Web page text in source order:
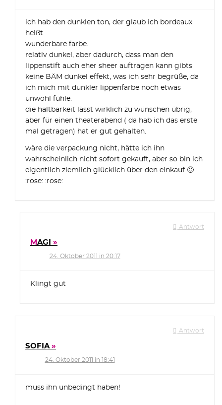
ich hab den dunklen ton, der glaub ich bordeaux
heißt.
wunderbare farbe.
relativ dunkel, aber dadurch, dass man den
lippenstift auch eher sheer auftragen kann gibts
keine BÄM dunkel effekt, was ich sehr begrüße, da
ich mich mit dunkler lippenfarbe noch etwas
unwohl fühle.
die haltbarkeit lässt wirklich zu wünschen übrig,
aber für einen theaterabend ( da hab ich das erste
mal getragen) hat er gut gehalten.
wäre die verpackung nicht, hätte ich ihn
wahrscheinlich nicht sofort gekauft, aber so bin ich
eigentlich ziemlich glücklich über den einkauf 🙂
:rose: :rose:
Antwort
MAGI
24. Oktober 2011 in 20:17
Klingt gut
Antwort
SOFIA
24. Oktober 2011 in 18:41
muss ihn unbedingt haben!